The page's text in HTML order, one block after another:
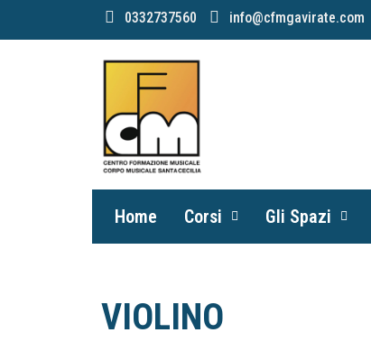
0332737560 info@cfmgavirate.com
Home Corsi Gli Spazi
VIOLINO